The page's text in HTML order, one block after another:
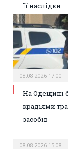
її наслідки
08.08.2026 17:00
На Одещині
крадіями
засобів
08.08.2026 15:08